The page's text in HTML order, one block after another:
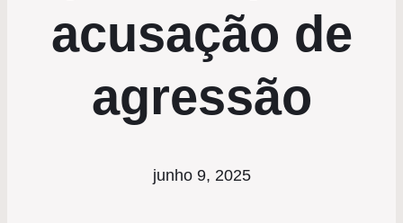
acusação de
agressão
junho 9, 2025